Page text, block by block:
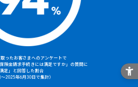
ったお客さまへのアンケートで
険金請求手続きには満足ですか」の質問に
足」と回答した割合
～2025年6月30日で集計）